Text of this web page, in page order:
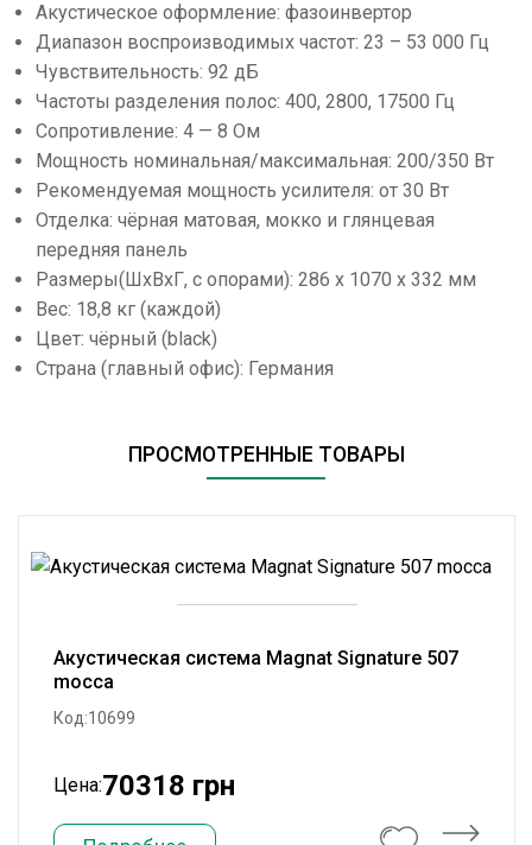
Акустическое оформление: фазоинвертор
Диапазон воспроизводимых частот: 23 – 53 000 Гц
Чувствительность: 92 дБ
Частоты разделения полос: 400, 2800, 17500 Гц
Сопротивление: 4 — 8 Ом
Мощность номинальная/максимальная: 200/350 Вт
Рекомендуемая мощность усилителя: от 30 Вт
Отделка: чёрная матовая, мокко и глянцевая
передняя панель
Размеры(ШхВхГ, с опорами): 286 х 1070 х 332 мм
Вес: 18,8 кг (каждой)
Цвет: чёрный (black)
Страна (главный офис): Германия
ПРОСМОТРЕННЫЕ ТОВАРЫ
Акустическая система Magnat Signature 507
mocca
Код:10699
Цена:70318 грн